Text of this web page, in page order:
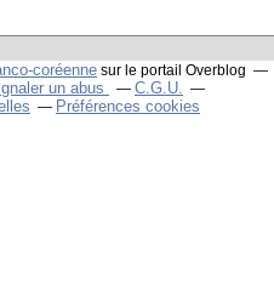
coréenne sur le portail Overblog
un abus
C.G.U.
Préférences cookies